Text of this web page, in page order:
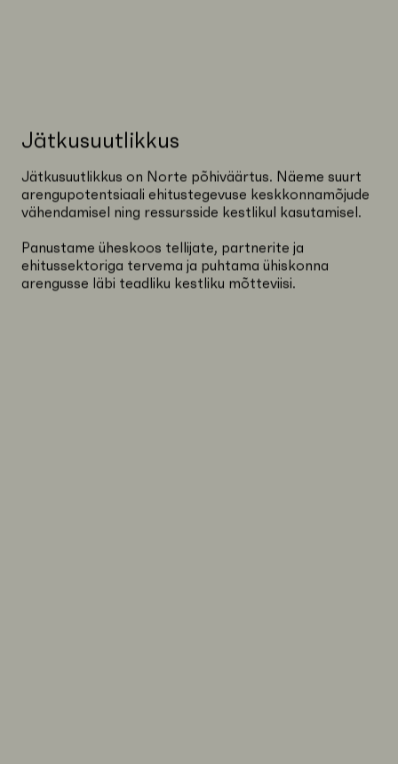
Jätkusuutlikkus
Jätkusuutlikkus on Norte põhiväärtus. Näeme suurt
arengupotentsiaali ehitustegevuse keskkonnamõjude
vähendamisel ning ressursside kestlikul kasutamisel.
Panustame üheskoos tellijate, partnerite ja
ehitussektoriga tervema ja puhtama ühiskonna
arengusse läbi teadliku kestliku mõtteviisi.